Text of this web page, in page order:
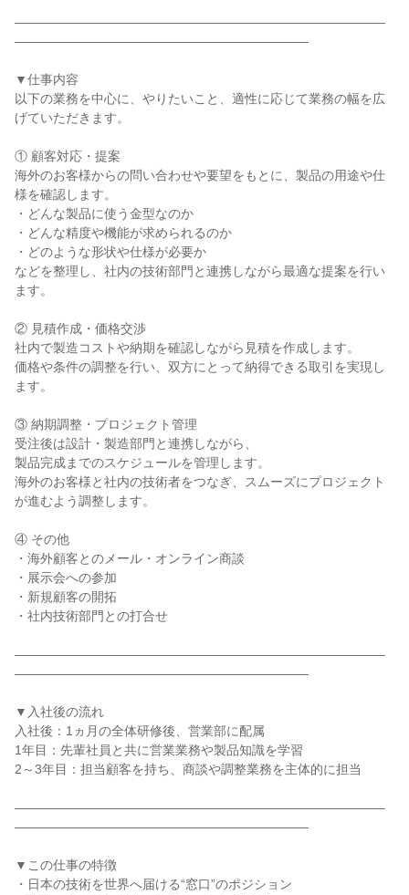
―――――――――――――――――――――――――――――
―――――――――――――――――――――――
▼仕事内容
以下の業務を中心に、やりたいこと、適性に応じて業務の幅を広
げていただきます。
① 顧客対応・提案
海外のお客様からの問い合わせや要望をもとに、製品の用途や仕
様を確認します。
・どんな製品に使う金型なのか
・どんな精度や機能が求められるのか
・どのような形状や仕様が必要か
などを整理し、社内の技術部門と連携しながら最適な提案を行い
ます。
② 見積作成・価格交渉
社内で製造コストや納期を確認しながら見積を作成します。
価格や条件の調整を行い、双方にとって納得できる取引を実現し
ます。
③ 納期調整・プロジェクト管理
受注後は設計・製造部門と連携しながら、
製品完成までのスケジュールを管理します。
海外のお客様と社内の技術者をつなぎ、スムーズにプロジェクト
が進むよう調整します。
④ その他
・海外顧客とのメール・オンライン商談
・展示会への参加
・新規顧客の開拓
・社内技術部門との打合せ
―――――――――――――――――――――――――――――
―――――――――――――――――――――――
▼入社後の流れ
入社後：1ヵ月の全体研修後、営業部に配属
1年目：先輩社員と共に営業業務や製品知識を学習
2～3年目：担当顧客を持ち、商談や調整業務を主体的に担当
―――――――――――――――――――――――――――――
―――――――――――――――――――――――
▼この仕事の特徴
・日本の技術を世界へ届ける“窓口”のポジション